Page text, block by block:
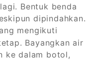
Bentuk benda
dipindahkan.
mengikuti
Bayangkan air
ke dalam botol,